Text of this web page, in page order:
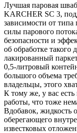
Лучшая паровая
KARCHER SC 3,
зависимости от типа
силы парового
безопасности и
об обработке такого
лакированный
0,5-литровый
большого объема
владельцы, этого
К тому же, у вас есть
работы, что тоже
Вдобавок, жидкость
оберегающего
известковых